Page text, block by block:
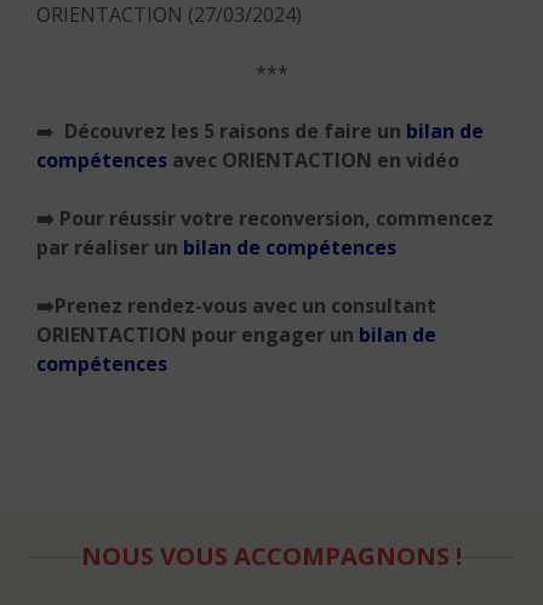
ORIENTACTION (27/03/2024)
***
➡️ Découvrez les 5 raisons de faire un bilan de
compétences avec ORIENTACTION en vidéo
➡️ Pour réussir votre reconversion, commencez
par réaliser un bilan de compétences
➡️Prenez rendez-vous avec un consultant
ORIENTACTION pour engager un bilan de
compétences
NOUS VOUS ACCOMPAGNONS !